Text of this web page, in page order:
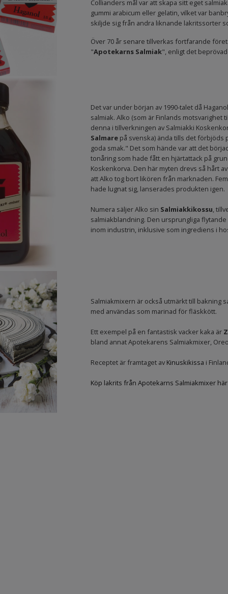
Collianders mål var att skapa sitt eget
gummi arabicum eller gelatin, vilket var
skiljde sig från andra liknande lakritssorter
Över 70 år senare tillverkas fortfarande
"Apotekarns Salmiak", enligt det
Det var under början av 1990-talet då
salmiak. Alko (som är Finlands motsvarighet
denna i tillverkningen av Salmiakki
Salmare på svenska) ända tills det
goda smak." Det som hände var att det
tonåring som hade fått en hjärtattack på
Koskenkorva. Den här myten drevs så hårt
att Alko tog bort likören från marknaden.
hade lugnat sig, lanserades produkten igen.
Numera säljer Alko sin Salmiakkikossu,
salmiakblandning. Den ursprungliga
inom industrin, inklusive som ingrediens i
Salmiakmixern är också utmärkt till bakning
med användas som marinad för fläskkött.
Ett exempel på en fantastisk vacker kaka är
bland annat Apotekarens Salmiakmixer,
Receptet är framtaget av Kinuskikissa i
Köp lakrits från Apotekarns Salmiakmixer här